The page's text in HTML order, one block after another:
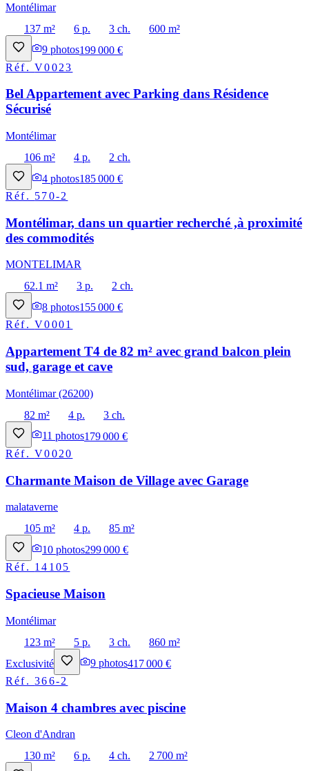
Montélimar
137 m²
6 p. 3 ch.
600 m²
9 photos199 000 €
Réf.V0023
Bel Appartement avec Parking dans Résidence
Sécurisé
Montélimar
106 m²
4 p.
2 ch.
4 photos185 000 €
Réf. 570-2
Montélimar, dans un quartier recherché ,à proximité
des commodités
MONTELIMAR
62.1 m²
3 p.
2 ch.
8 photos155 000 €
Réf.V0001
Appartement T4 de 82 m² avec grand balcon plein
sud, garage et cave
Montélimar (26200)
82 m²
4 p.
3 ch.
11 photos179 000 €
Réf.V0020
Charmante Maison de Village avec Garage
malataverne
105 m²
4 p.
85 m²
10 photos299 000 €
Réf. 14105
Spacieuse Maison
Montélimar
123 m²
5 p. 3 ch.
860 m²
Exclusivité
9 photos417 000 €
Réf.366-2
Maison 4 chambres avec piscine
Cleon d'Andran
130 m²
6 p. 4 ch.
2 700 m²